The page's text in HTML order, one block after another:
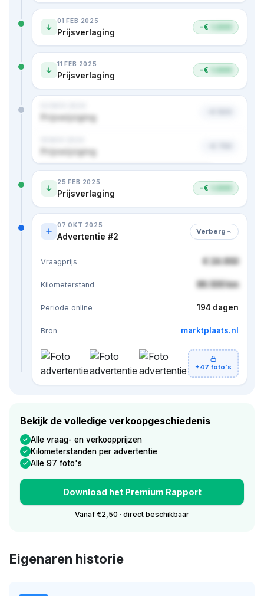
01 FEB 2025
Prijsverlaging −€
11 FEB 2025
Prijsverlaging −€
Prijswijziging
Prijswijziging
Nog 1 advertentie en 1 prijs · bekijk in premium
25 FEB 2025
Prijsverlaging −€
07 OKT 2025
Advertentie #2 Verberg
Vraagprijs € 24.950
Kilometerstand 86.500 km
Periode online 194 dagen
Bron marktplaats.nl
+47 foto's
Bekijk de volledige verkoopgeschiedenis
Alle vraag- en verkoopprijzen
Kilometerstanden per advertentie
Alle 97 foto's
Download het Premium Rapport
Vanaf €2,50 · direct beschikbaar
Eigenaren historie